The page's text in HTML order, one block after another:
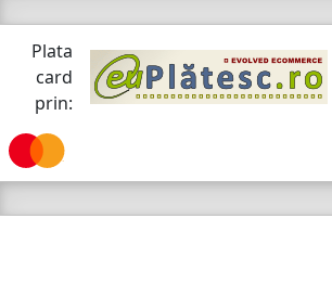
Plata
card
prin: